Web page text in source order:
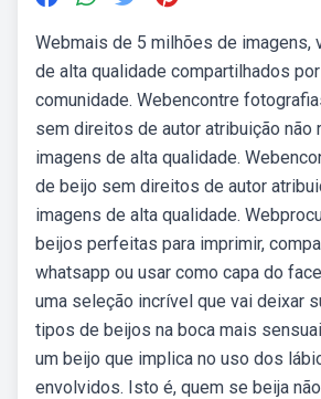
Webmais de 5 milhões de imagens,
de alta qualidade compartilhados
comunidade. Webencontre
sem direitos de autor atribuição não
imagens de alta qualidade.
de beijo sem direitos de autor
imagens de alta qualidade.
beijos perfeitas para imprimir,
whatsapp ou usar como capa do
uma seleção incrível que vai deixar
tipos de beijos na boca mais
um beijo que implica no uso dos
envolvidos. Isto é, quem se beija